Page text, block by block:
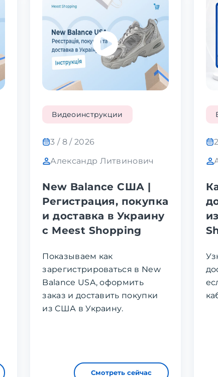
Видеоинструкции
3 / 8 / 2026
Александр Литвинович
New Balance США |
Регистрация, покупка
и доставка в Украину
с Meest Shopping
Показываем как
зарегистрироваться в New
Balance USA, оформить
заказ и доставить покупки
из США в Украину.
Смотреть сейчас